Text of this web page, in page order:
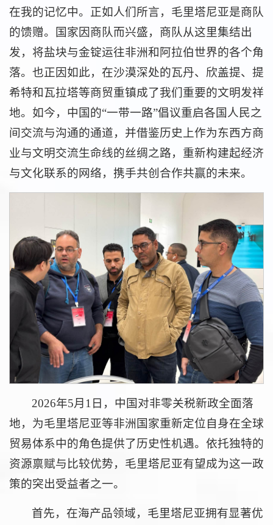
在我的记忆中。正如人们所言，毛里塔尼亚是商队
的馈赠。国家因商队而兴盛，商队从这里集结出
发，将盐块与金锭运往非洲和阿拉伯世界的各个角
落。也正因如此，在沙漠深处的瓦丹、欣盖提、提
希特和瓦拉塔等商贸重镇成了我们重要的文明发祥
地。如今，中国的“一带一路”倡议重启各国人民之
间交流与沟通的通道，并借鉴历史上作为东西方商
业与文明交流生命线的丝绸之路，重新构建起经济
与文化联系的网络，携手共创合作共赢的未来。
2026年5月1日，中国对非零关税新政全面落
地，为毛里塔尼亚等非洲国家重新定位自身在全球
贸易体系中的角色提供了历史性机遇。依托独特的
资源禀赋与比较优势，毛里塔尼亚有望成为这一政
策的突出受益者之一。
首先，在海产品领域，毛里塔尼亚拥有显著优